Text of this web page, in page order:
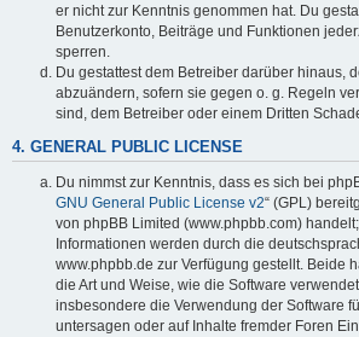
er nicht zur Kenntnis genommen hat. Du
Benutzerkonto, Beiträge und Funktionen
sperren.
Du gestattest dem Betreiber darüber hinaus,
abzuändern, sofern sie gegen o. g. Regeln
sind, dem Betreiber oder einem Dritten
4. GENERAL PUBLIC LICENSE
Du nimmst zur Kenntnis, dass es sich bei
GNU General Public License v2“ (GPL)
von phpBB Limited (www.phpbb.com)
Informationen werden durch die
www.phpbb.de zur Verfügung gestellt. Beide
die Art und Weise, wie die Software
insbesondere die Verwendung der Software
untersagen oder auf Inhalte fremder Foren